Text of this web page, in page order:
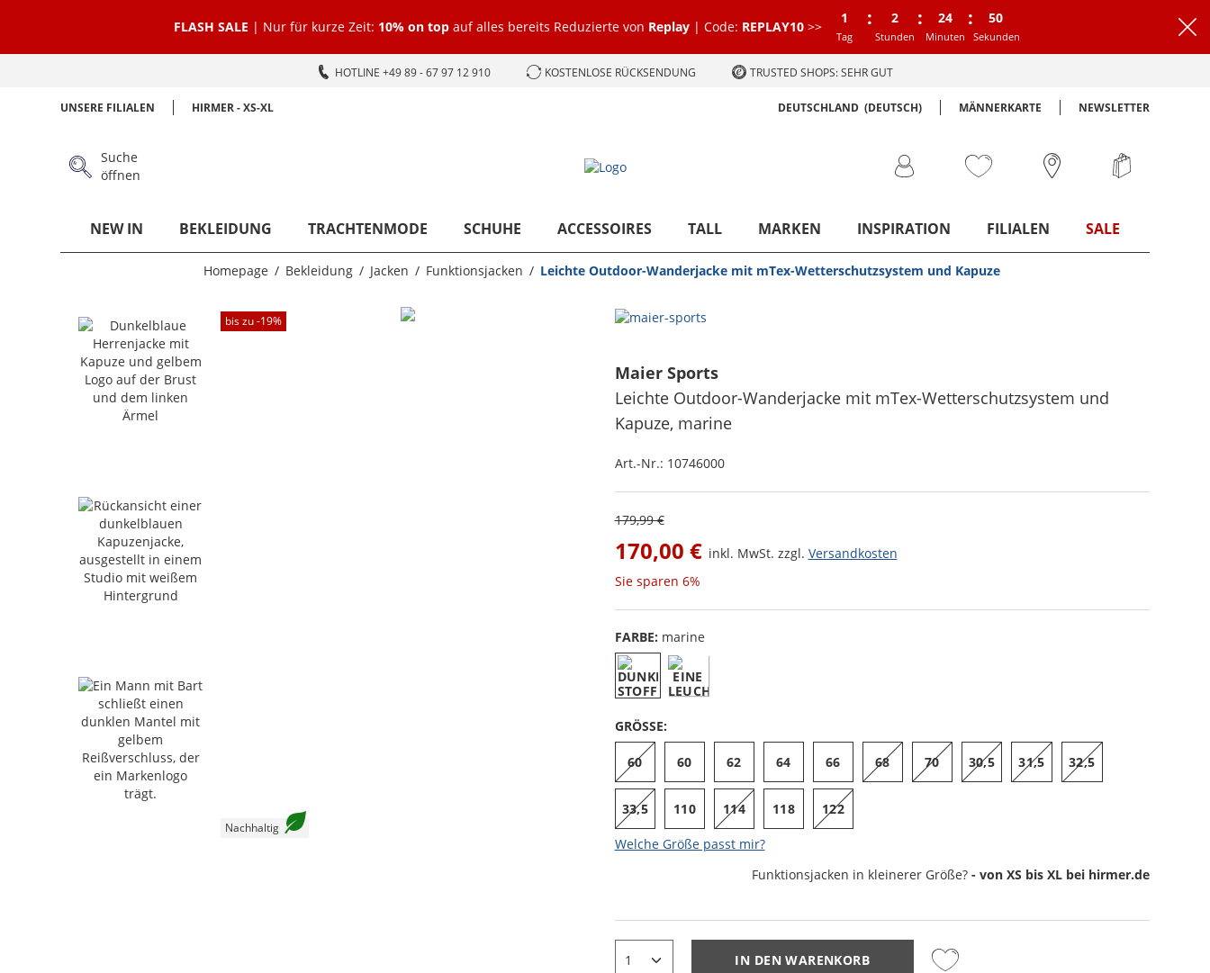
FLASH SALE | Nur für kurze Zeit: 10% on top auf alles bereits Reduzierte von Replay | Code: REPLAY10 >>
1
Tag
: 2
Stunden
: 24
Minuten
: 49
Sekunden
HOTLINE +49 89 - 67 97 12 910 KOSTENLOSE RÜCKSENDUNG TRUSTED SHOPS: SEHR GUT
UNSERE FILIALEN HIRMER - XS-XL DEUTSCHLAND (DEUTSCH) MÄNNERKARTE NEWSLETTER
Suche
öffnen
NEW IN BEKLEIDUNG TRACHTENMODE SCHUHE ACCESSOIRES TALL MARKEN INSPIRATION FILIALEN SALE
Homepage Bekleidung Jacken Funktionsjacken Leichte Outdoor-Wanderjacke mit mTex-Wetterschutzsystem und Kapuze
bis zu -19%
Nachhaltig
Maier Sports
Leichte Outdoor-Wanderjacke mit mTex-Wetterschutzsystem und
Kapuze, marine
Art.-Nr.: 10746000
179,99 €
170,00 € inkl. MwSt. zzgl. Versandkosten
Sie sparen 6%
FARBE: marine
GRÖSSE:
60 60 62 64 66 68 70 30,5 31,5 32,5
33,5 110 114 118 122
Welche Größe passt mir?
Funktionsjacken in kleinerer Größe? - von XS bis XL bei hirmer.de
IN DEN WARENKORB